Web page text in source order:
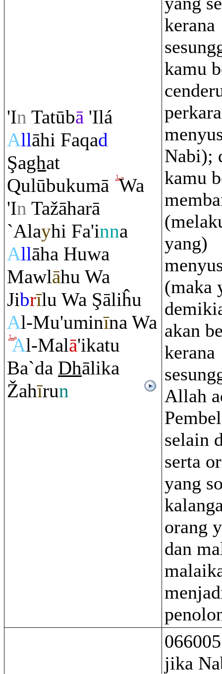
'In Tatūbā 'Ilá
Allāhi Faqad
Şaghat
Qulūbukumā Wa
'In Tažāharā
`Alayhi Fa'inna
Allāha Huwa
Mawlāhu Wa
Jibrīlu Wa Şāliĥu
Al-Mu'uminīna Wa
Al-Malā'ikatu
Ba`da Dhālika
Žahīrun
kerana
kamu
Nabi);
kamu
yang)
(maka
akan
kerana
Allah
selain
serta
yang
orang
dan
jika